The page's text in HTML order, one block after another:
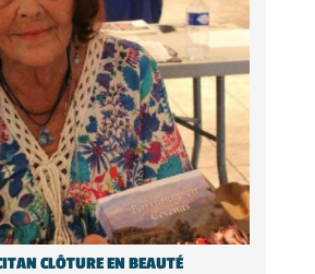
CLÔTURE EN BEAUTÉ